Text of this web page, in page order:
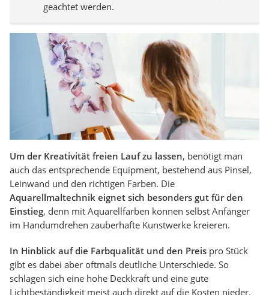
geachtet werden.
Um der Kreativität freien Lauf zu lassen, benötigt man
auch das entsprechende Equipment, bestehend aus Pinsel,
Leinwand und den richtigen Farben. Die
Aquarellmaltechnik eignet sich besonders gut für den
Einstieg, denn mit Aquarellfarben können selbst Anfänger
im Handumdrehen zauberhafte Kunstwerke kreieren.
In Hinblick auf die Farbqualität und den Preis pro Stück
gibt es dabei aber oftmals deutliche Unterschiede. So
schlagen sich eine hohe Deckkraft und eine gute
Lichtbeständigkeit meist auch direkt auf die Kosten nieder.